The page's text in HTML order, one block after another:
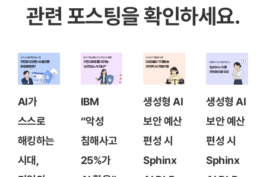
관련 포스팅을 확인하세요.
AI가
스스로
해킹하는
시대,
IBM
“악성
침해사고
25%가
생성형 AI
보안 예산
편성 시
Sphinx
생성형 AI
보안 예산
편성 시
Sphinx